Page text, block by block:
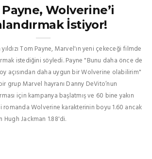
Wolverine’i
İstiyor!
Tom Payne, Marvel'ın yeni çekeceği filmde
istediğini söyledi. Payne "Bunu daha önce de
açısından daha uygun bir Wolverine olabilirim"
grup Marvel hayranı Danny DeVito’nun
için kampanya başlatmış ve 60 bine yakın
romanda Wolverine karakterinin boyu 1.60 ancak
Hugh Jackman 1.88'di.